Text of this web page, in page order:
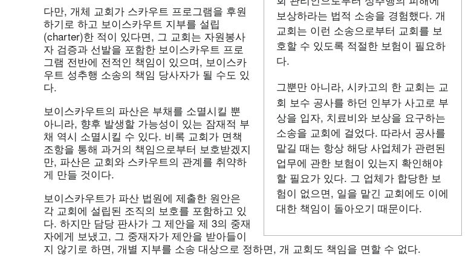
보상하라는 법적 소송을 경험했다. 개
교회는 이런 소송으로부터 교회를 보
호할 수 있도록 적절한 보험이 필요하
다.
그뿐만 아니라, 시카고의 한 교회는 교
회 보수 공사를 하던 인부가 사고로 부
상을 입자, 치료비와 보상을 요구하는
소송을 교회에 걸었다. 따라서 공사를
맡길 때는 항상 해당 사업체가 관련된
업무에 관한 보험이 있는지 확인해야
할 필요가 있다. 그 업체가 합당한 보
험이 없으면, 일을 맡긴 교회에도 이에
대한 책임이 돌아오기 때문이다.
다만, 개체 교회가 스카우트 프로그램을 후원
하기로 하고 보이스카우트 지부를 설립
(charter)한 적이 있다면, 그 교회는 자원봉사
자 검증과 선발을 포함한 보이스카우트 프로
그램 전반에 전적인 책임이 있으며, 보이스카
우트 성추행 소송의 책임 당사자가 될 수도 있
다.
보이스카우트의 파산은 부채를 소멸시킬 뿐
아니라, 향후 발생할 가능성이 있는 잠재적 부
채 역시 소멸시킬 수 있다. 비록 교회가 면책
조항을 통해 과거의 책임으로부터 보호받겠지
만, 파산은 교회와 스카우트의 관계를 취약하
게 만들 것이다.
보이스카우트가 파산 법원에 제출한 원안은
각 교회에 설립된 조직의 보호를 포함하고 있
다. 하지만 담당 판사가 그 제안을 제 3의 중재
자에게 보냈고, 그 중재자가 제안을 받아들이
지 않기로 하면, 개별 지부를 소송 대상으로 정하면, 개 교회도 책임을 면할 수 없다.